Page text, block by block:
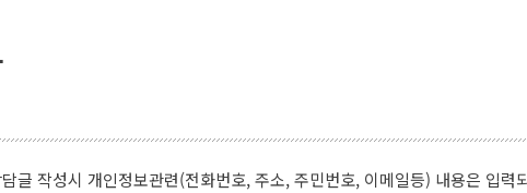
글 작성시 개인정보관련(전화번호, 주소, 주민번호, 이메일등) 내용은 입력